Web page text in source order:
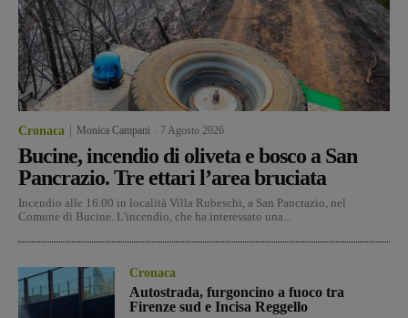
Cronaca Monica Campani 7 Agosto 2026
Bucine, incendio di oliveta e bosco a San
Pancrazio. Tre ettari l’area bruciata
Incendio alle 16.00 in località Villa Rubeschi, a San Pancrazio, nel
Comune di Bucine. L'incendio, che ha interessato una...
Cronaca
Autostrada, furgoncino a fuoco tra
Firenze sud e Incisa Reggello